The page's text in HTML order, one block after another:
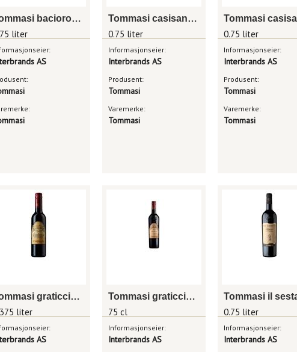
Tommasi baciorosa appassionato rosé
liter
AS
Tommasi casisano brunello di montalcino
0.75 liter
Informasjonseier:
Interbrands AS
Produsent:
Tommasi
Varemerke:
Tommasi
0.75 liter
Informasjonseier:
Interbrands AS
Produsent:
Tommasi
Varemerke:
Tommasi
Tommasi graticcio appassionato
liter
AS
Tommasi graticcio appassionato
75 cl
Informasjonseier:
Interbrands AS
0.75 liter
Informasjonseier:
Interbrands AS